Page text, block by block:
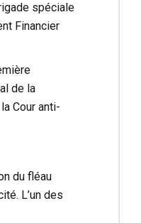
spéciale
Financier
de la
Cour anti-
du fléau
L’un des